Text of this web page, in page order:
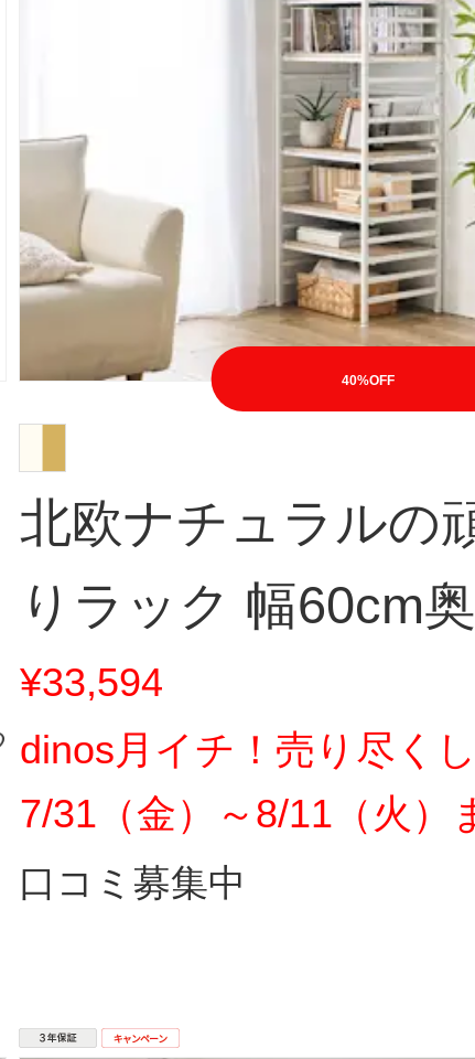
40%OFF
北欧ナチュラルの
りラック 幅60cm
¥33,594
dinos月イチ！売り尽く
7/31（金）～8/11（火）
口コミ募集中